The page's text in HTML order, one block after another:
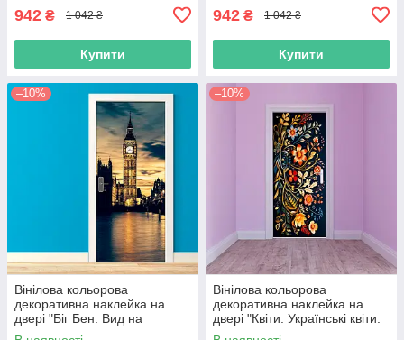
942 ₴ 1 042 ₴
Купити
942 ₴ 1 042 ₴
Купити
–10%
Вінілова кольорова
декоративна наклейка на
двері "Біг Бен. Вид на
Годинник у Лондоні"
–10%
Вінілова кольорова
декоративна наклейка на
двері "Квіти. Українські квіти.
Український малюнок"